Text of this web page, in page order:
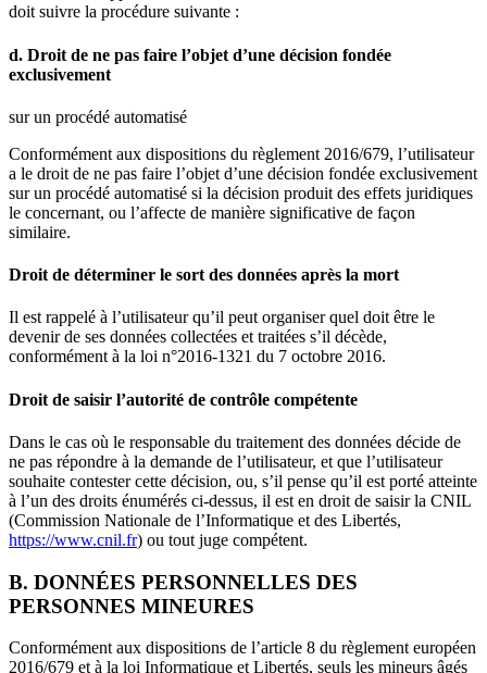
doit suivre la procédure suivante :
d. Droit de ne pas faire l’objet d’une décision fondée
exclusivement
sur un procédé automatisé
Conformément aux dispositions du règlement 2016/679, l’utilisateur
a le droit de ne pas faire l’objet d’une décision fondée exclusivement
sur un procédé automatisé si la décision produit des effets juridiques
le concernant, ou l’affecte de manière significative de façon
similaire.
Droit de déterminer le sort des données après la mort
Il est rappelé à l’utilisateur qu’il peut organiser quel doit être le
devenir de ses données collectées et traitées s’il décède,
conformément à la loi n°2016-1321 du 7 octobre 2016.
Droit de saisir l’autorité de contrôle compétente
Dans le cas où le responsable du traitement des données décide de
ne pas répondre à la demande de l’utilisateur, et que l’utilisateur
souhaite contester cette décision, ou, s’il pense qu’il est porté atteinte
à l’un des droits énumérés ci-dessus, il est en droit de saisir la CNIL
(Commission Nationale de l’Informatique et des Libertés,
https://www.cnil.fr) ou tout juge compétent.
B. DONNÉES PERSONNELLES DES
PERSONNES MINEURES
Conformément aux dispositions de l’article 8 du règlement européen
2016/679 et à la loi Informatique et Libertés, seuls les mineurs âgés